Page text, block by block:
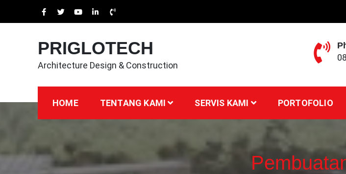
PRIGLOTECH
Architecture Design & Construction
HOME TENTANG KAMI SERVIS KAMI PORTOFOLIO